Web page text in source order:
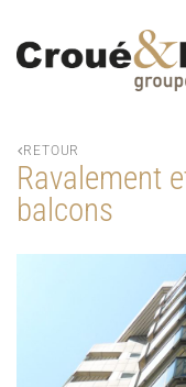
RETOUR
Ravalement
balcons